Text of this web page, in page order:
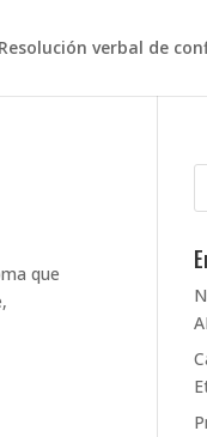
Resolución verbal de
que